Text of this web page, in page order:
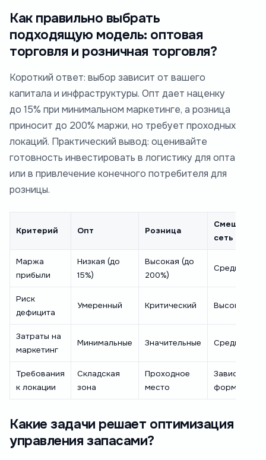
Как правильно выбрать
подходящую модель: оптовая
торговля и розничная торговля?
Короткий ответ: выбор зависит от вашего
капитала и инфраструктуры. Опт дает наценку
до 15% при минимальном маркетинге, а розница
приносит до 200% маржи, но требует проходных
локаций. Практический вывод: оценивайте
готовность инвестировать в логистику для опта
или в привлечение конечного потребителя для
розницы.
Критерий Опт Розница
Смешанная
сеть
Маржа
прибыли
Низкая (до
15%)
Высокая (до
200%)
Средняя
Риск
дефицита
Умеренный Критический Высокий
Затраты на
маркетинг
Минимальные Значительные Средние
Требования
к локации
Складская
зона
Проходное
место
Зависит от
формата
Какие задачи решает оптимизация
управления запасами?